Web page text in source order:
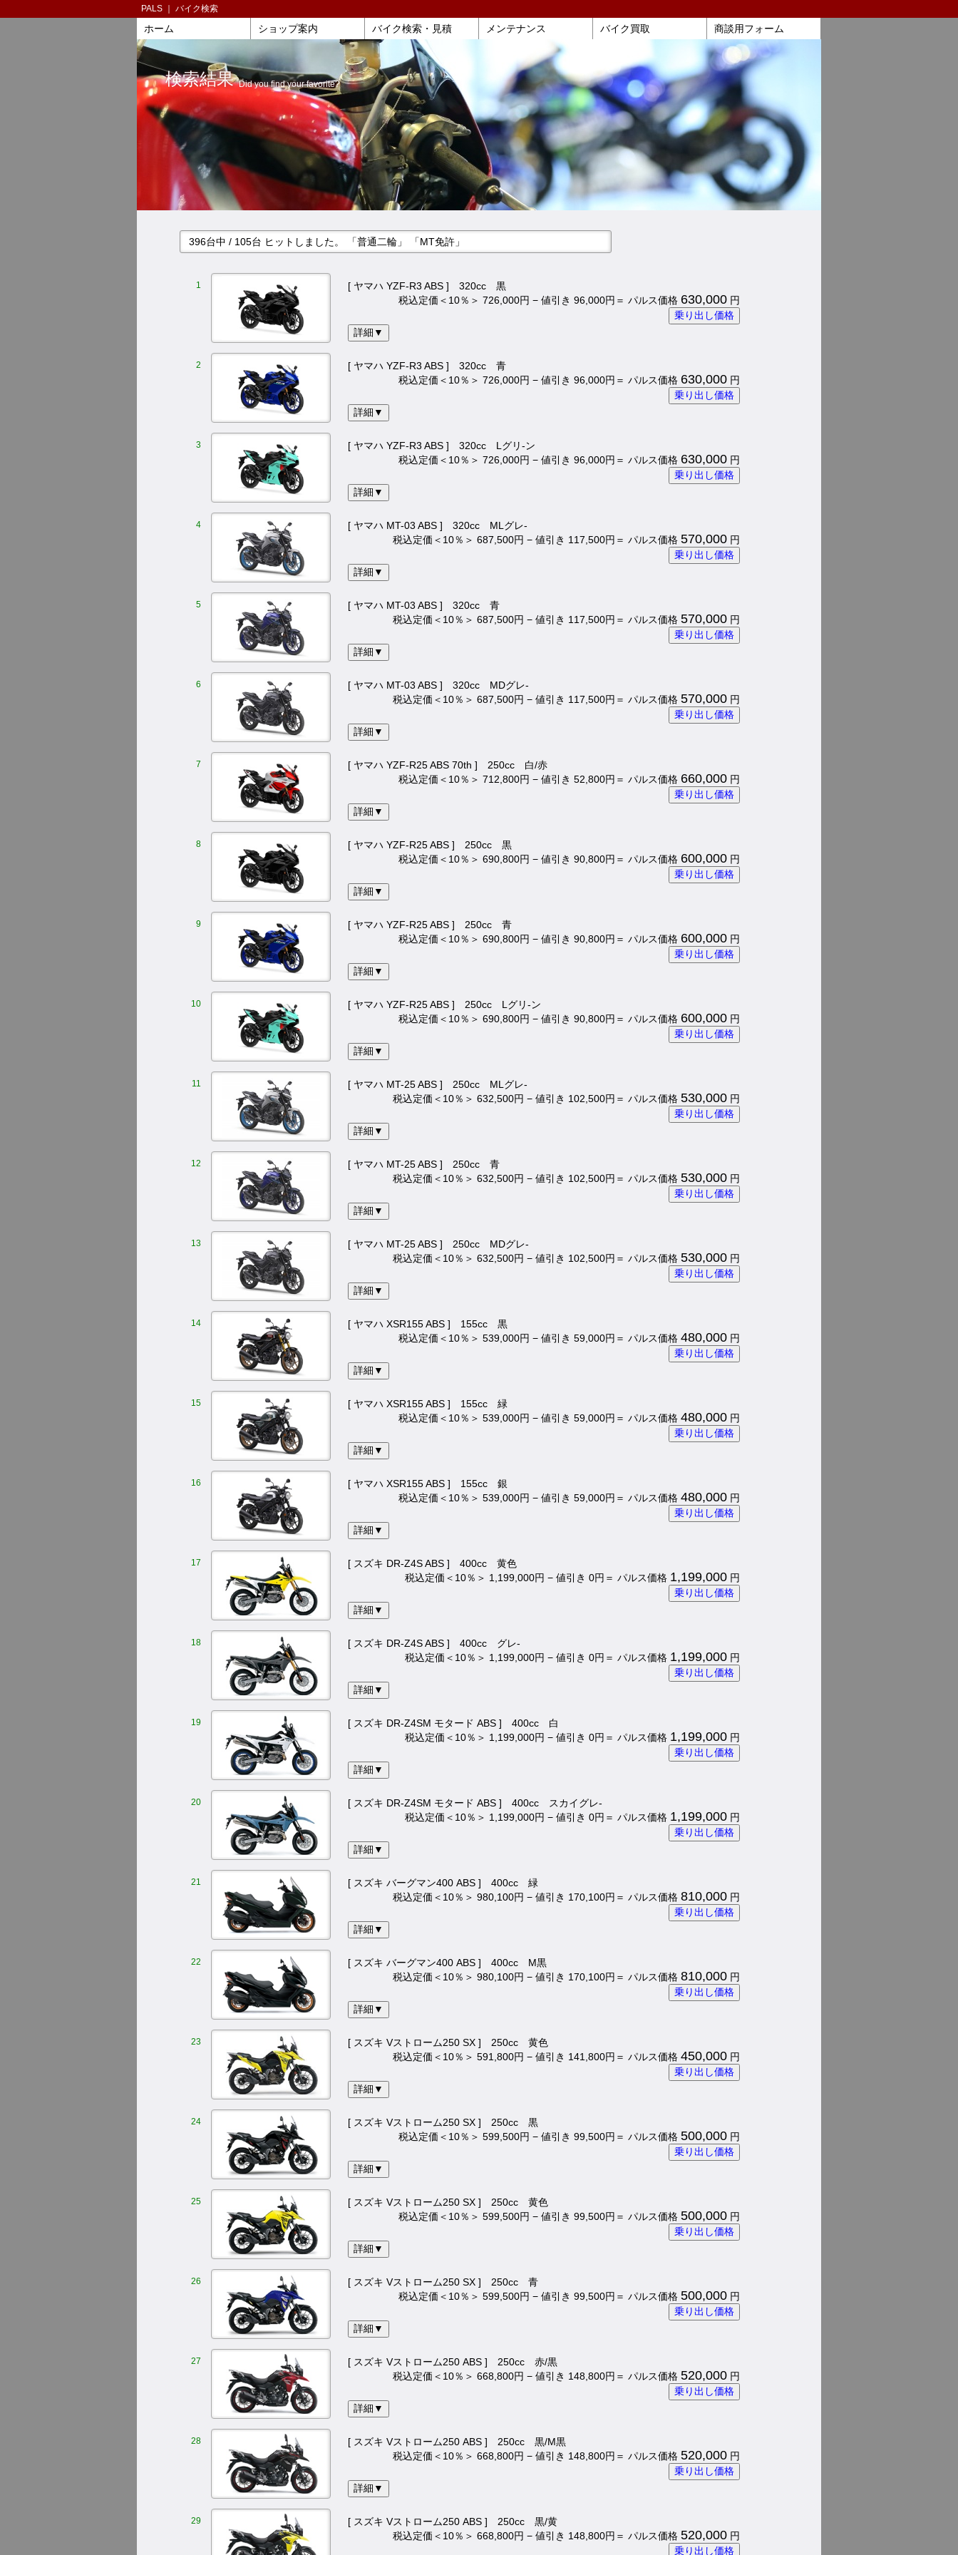
PALS ｜ バイク検索
ホーム ショップ案内 バイク検索・見積 メンテナンス バイク買取 商談用フォーム
検索結果Did you find your favorite?
396台中 / 105台 ヒットしました。 「普通二輪」 「MT免許」
1
[ ヤマハ YZF-R3 ABS ] 320cc 黒
税込定価＜10％＞ 726,000円 − 値引き 96,000円＝ パルス価格 630,000 円
乗り出し価格
詳細▼
2
[ ヤマハ YZF-R3 ABS ] 320cc 青
税込定価＜10％＞ 726,000円 − 値引き 96,000円＝ パルス価格 630,000 円
乗り出し価格
詳細▼
3
[ ヤマハ YZF-R3 ABS ] 320cc Lグリ-ン
税込定価＜10％＞ 726,000円 − 値引き 96,000円＝ パルス価格 630,000 円
乗り出し価格
詳細▼
4
[ ヤマハ MT-03 ABS ] 320cc MLグレ-
税込定価＜10％＞ 687,500円 − 値引き 117,500円＝ パルス価格 570,000 円
乗り出し価格
詳細▼
5
[ ヤマハ MT-03 ABS ] 320cc 青
税込定価＜10％＞ 687,500円 − 値引き 117,500円＝ パルス価格 570,000 円
乗り出し価格
詳細▼
6
[ ヤマハ MT-03 ABS ] 320cc MDグレ-
税込定価＜10％＞ 687,500円 − 値引き 117,500円＝ パルス価格 570,000 円
乗り出し価格
詳細▼
7
[ ヤマハ YZF-R25 ABS 70th ] 250cc 白/赤
税込定価＜10％＞ 712,800円 − 値引き 52,800円＝ パルス価格 660,000 円
乗り出し価格
詳細▼
8
[ ヤマハ YZF-R25 ABS ] 250cc 黒
税込定価＜10％＞ 690,800円 − 値引き 90,800円＝ パルス価格 600,000 円
乗り出し価格
詳細▼
9
[ ヤマハ YZF-R25 ABS ] 250cc 青
税込定価＜10％＞ 690,800円 − 値引き 90,800円＝ パルス価格 600,000 円
乗り出し価格
詳細▼
10
[ ヤマハ YZF-R25 ABS ] 250cc Lグリ-ン
税込定価＜10％＞ 690,800円 − 値引き 90,800円＝ パルス価格 600,000 円
乗り出し価格
詳細▼
11
[ ヤマハ MT-25 ABS ] 250cc MLグレ-
税込定価＜10％＞ 632,500円 − 値引き 102,500円＝ パルス価格 530,000 円
乗り出し価格
詳細▼
12
[ ヤマハ MT-25 ABS ] 250cc 青
税込定価＜10％＞ 632,500円 − 値引き 102,500円＝ パルス価格 530,000 円
乗り出し価格
詳細▼
13
[ ヤマハ MT-25 ABS ] 250cc MDグレ-
税込定価＜10％＞ 632,500円 − 値引き 102,500円＝ パルス価格 530,000 円
乗り出し価格
詳細▼
14
[ ヤマハ XSR155 ABS ] 155cc 黒
税込定価＜10％＞ 539,000円 − 値引き 59,000円＝ パルス価格 480,000 円
乗り出し価格
詳細▼
15
[ ヤマハ XSR155 ABS ] 155cc 緑
税込定価＜10％＞ 539,000円 − 値引き 59,000円＝ パルス価格 480,000 円
乗り出し価格
詳細▼
16
[ ヤマハ XSR155 ABS ] 155cc 銀
税込定価＜10％＞ 539,000円 − 値引き 59,000円＝ パルス価格 480,000 円
乗り出し価格
詳細▼
17
[ スズキ DR-Z4S ABS ] 400cc 黄色
税込定価＜10％＞ 1,199,000円 − 値引き 0円＝ パルス価格 1,199,000 円
乗り出し価格
詳細▼
18
[ スズキ DR-Z4S ABS ] 400cc グレ-
税込定価＜10％＞ 1,199,000円 − 値引き 0円＝ パルス価格 1,199,000 円
乗り出し価格
詳細▼
19
[ スズキ DR-Z4SM モタード ABS ] 400cc 白
税込定価＜10％＞ 1,199,000円 − 値引き 0円＝ パルス価格 1,199,000 円
乗り出し価格
詳細▼
20
[ スズキ DR-Z4SM モタード ABS ] 400cc スカイグレ-
税込定価＜10％＞ 1,199,000円 − 値引き 0円＝ パルス価格 1,199,000 円
乗り出し価格
詳細▼
21
[ スズキ バーグマン400 ABS ] 400cc 緑
税込定価＜10％＞ 980,100円 − 値引き 170,100円＝ パルス価格 810,000 円
乗り出し価格
詳細▼
22
[ スズキ バーグマン400 ABS ] 400cc M黒
税込定価＜10％＞ 980,100円 − 値引き 170,100円＝ パルス価格 810,000 円
乗り出し価格
詳細▼
23
[ スズキ Vストローム250 SX ] 250cc 黄色
税込定価＜10％＞ 591,800円 − 値引き 141,800円＝ パルス価格 450,000 円
乗り出し価格
詳細▼
24
[ スズキ Vストローム250 SX ] 250cc 黒
税込定価＜10％＞ 599,500円 − 値引き 99,500円＝ パルス価格 500,000 円
乗り出し価格
詳細▼
25
[ スズキ Vストローム250 SX ] 250cc 黄色
税込定価＜10％＞ 599,500円 − 値引き 99,500円＝ パルス価格 500,000 円
乗り出し価格
詳細▼
26
[ スズキ Vストローム250 SX ] 250cc 青
税込定価＜10％＞ 599,500円 − 値引き 99,500円＝ パルス価格 500,000 円
乗り出し価格
詳細▼
27
[ スズキ Vストローム250 ABS ] 250cc 赤/黒
税込定価＜10％＞ 668,800円 − 値引き 148,800円＝ パルス価格 520,000 円
乗り出し価格
詳細▼
28
[ スズキ Vストローム250 ABS ] 250cc 黒/M黒
税込定価＜10％＞ 668,800円 − 値引き 148,800円＝ パルス価格 520,000 円
乗り出し価格
詳細▼
29
[ スズキ Vストローム250 ABS ] 250cc 黒/黄
税込定価＜10％＞ 668,800円 − 値引き 148,800円＝ パルス価格 520,000 円
乗り出し価格